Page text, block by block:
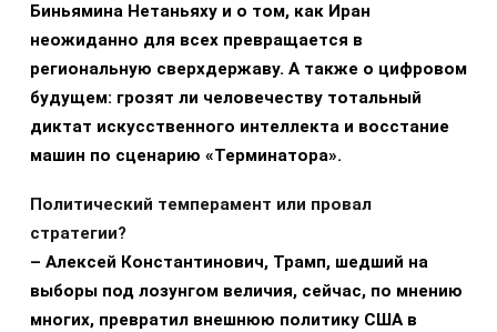
Биньямина Нетаньяху и о том, как Иран
неожиданно для всех превращается в
региональную сверхдержаву. А также о цифровом
будущем: грозят ли человечеству тотальный
диктат искусственного интеллекта и восстание
машин по сценарию «Терминатора».
Политический темперамент или провал
стратегии?
– Алексей Константинович, Трамп, шедший на
выборы под лозунгом величия, сейчас, по мнению
многих, превратил внешнюю политику США в